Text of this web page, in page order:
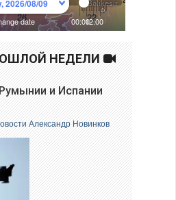
НЕДЕЛИ
и Испании
Александр Новинков